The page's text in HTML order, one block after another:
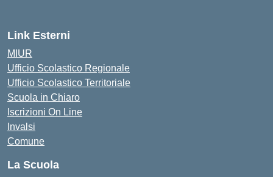
Link Esterni
MIUR
Ufficio Scolastico Regionale
Ufficio Scolastico Territoriale
Scuola in Chiaro
Iscrizioni On Line
Invalsi
Comune
La Scuola